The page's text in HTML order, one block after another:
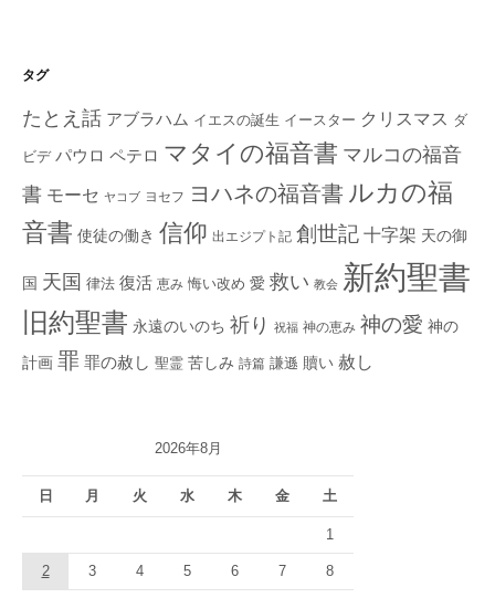
タグ
たとえ話 アブラハム イエスの誕生 イースター クリスマス ダ
ビデ パウロ ペテロ マタイの福音書 マルコの福音
書 モーセ ヤコブ ヨセフ ヨハネの福音書 ルカの福
音書 使徒の働き 信仰 出エジプト記 創世記 十字架 天の御
国 天国 律法 復活 恵み 悔い改め 愛 救い 教会 新約聖書
旧約聖書 永遠のいのち 祈り 祝福 神の恵み 神の愛 神の
計画 罪 罪の赦し 聖霊 苦しみ 詩篇 謙遜 贖い 赦し
2026年8月
日 月 火 水 木 金 土
1
2 3 4 5 6 7 8